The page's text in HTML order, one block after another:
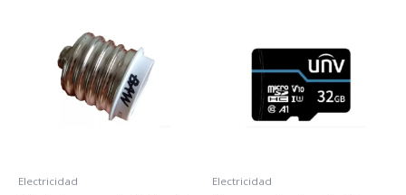
Electricidad Electricidad